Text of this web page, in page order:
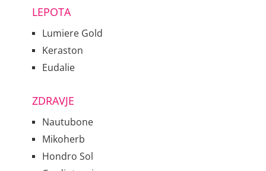
LEPOTA
Lumiere Gold
Keraston
Eudalie
ZDRAVJE
Nautubone
Mikoherb
Hondro Sol